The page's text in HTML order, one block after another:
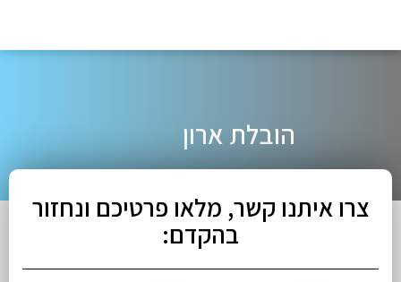
הובלת ארון
צרו איתנו קשר, מלאו פרטיכם ונחזור
בהקדם: